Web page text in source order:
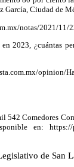
García, Ciudad de
notas/2021/11/
2023, ¿cuántas
opinion/
542 Comedores
en: https://
de San